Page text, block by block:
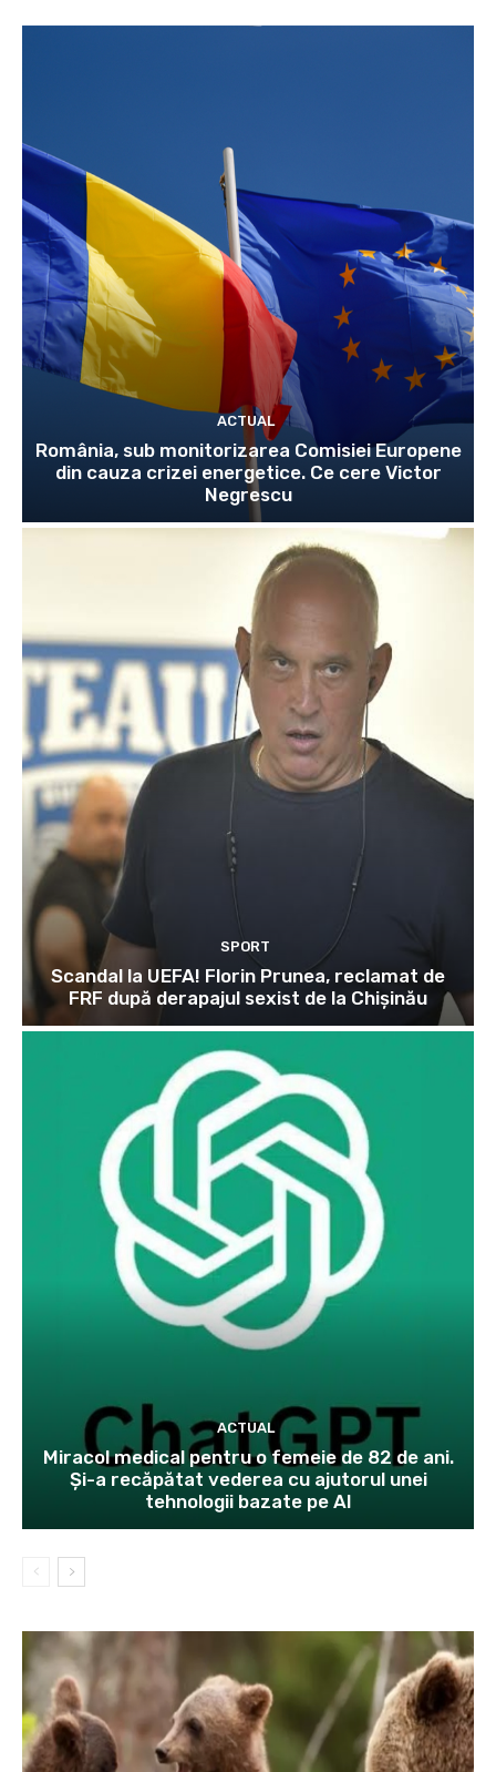
ACTUAL
România, sub monitorizarea Comisiei Europene
din cauza crizei energetice. Ce cere Victor
Negrescu
SPORT
Scandal la UEFA! Florin Prunea, reclamat de
FRF după derapajul sexist de la Chișinău
ACTUAL
Miracol medical pentru o femeie de 82 de ani.
Și-a recăpătat vederea cu ajutorul unei
tehnologii bazate pe AI